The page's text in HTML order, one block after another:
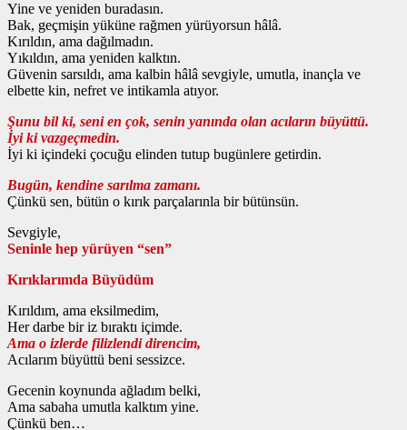
Yine ve yeniden buradasın.
Bak, geçmişin yüküne rağmen yürüyorsun hâlâ.
Kırıldın, ama dağılmadın.
Yıkıldın, ama yeniden kalktın.
Güvenin sarsıldı, ama kalbin hâlâ sevgiyle, umutla, inançla ve
elbette kin, nefret ve intikamla atıyor.
Şunu bil ki, seni en çok, senin yanında olan acıların büyüttü.
İyi ki vazgeçmedin.
İyi ki içindeki çocuğu elinden tutup bugünlere getirdin.
Bugün, kendine sarılma zamanı.
Çünkü sen, bütün o kırık parçalarınla bir bütünsün.
Sevgiyle,
Seninle hep yürüyen “sen”
Kırıklarımda Büyüdüm
Kırıldım, ama eksilmedim,
Her darbe bir iz bıraktı içimde.
Ama o izlerde filizlendi direncim,
Acılarım büyüttü beni sessizce.
Gecenin koynunda ağladım belki,
Ama sabaha umutla kalktım yine.
Çünkü ben…